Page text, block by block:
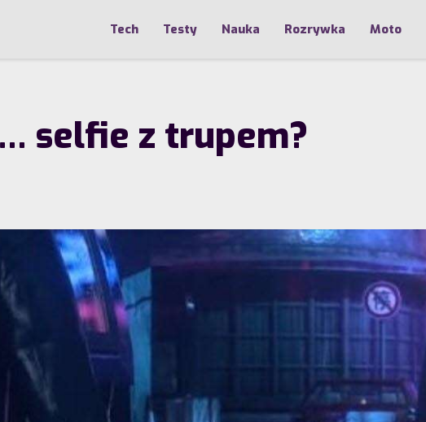
Tech Testy Nauka Rozrywka Moto
selfie z trupem?